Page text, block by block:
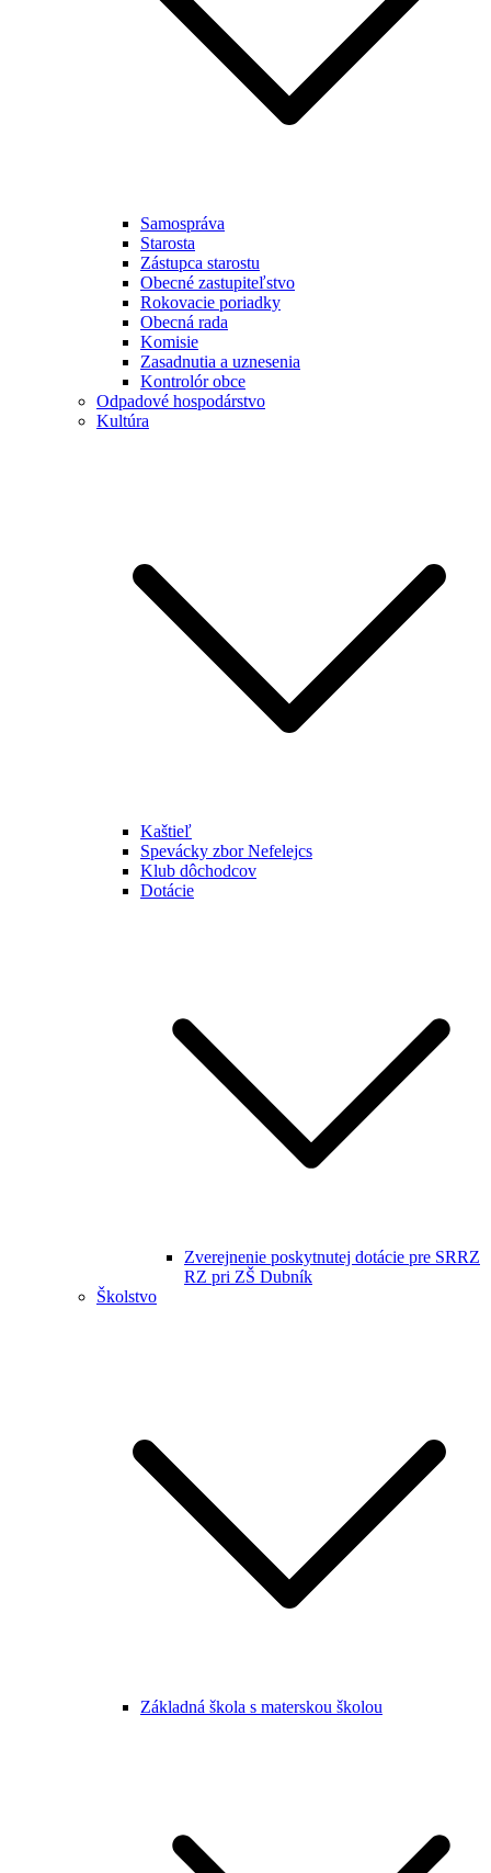
Samospráva
Starosta
Zástupca starostu
Obecné zastupiteľstvo
Rokovacie poriadky
Obecná rada
Komisie
Zasadnutia a uznesenia
Kontrolór obce
Odpadové hospodárstvo
Kultúra
Kaštieľ
Spevácky zbor Nefelejcs
Klub dôchodcov
Dotácie
Zverejnenie poskytnutej dotácie pre SRRZ
RZ pri ZŠ Dubník
Školstvo
Základná škola s materskou školou